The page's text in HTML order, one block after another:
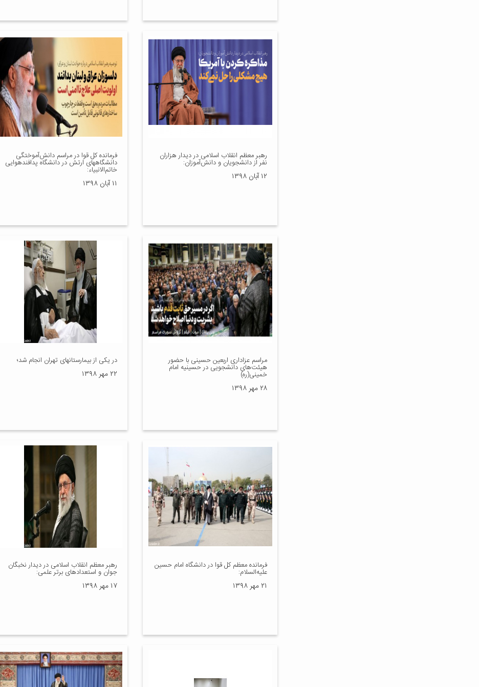
رهبر معظم انقلاب اسلامی در دیدار هزاران
نفر از دانشجویان و دانش‌آموزان:
۱۲ آبان ۱۳۹۸
فرمانده کل قوا در مراسم دانش‌آموختگی
دانشگاههای ارتش در دانشگاه پدافندهوایی
خاتم‌الانبیاء:
۱۱ آبان ۱۳۹۸
مراسم عزاداری اربعین حسینی با حضور
هیئت‌های دانشجویی در حسینیه امام
خمینی(ره)
۲۸ مهر ۱۳۹۸
در یکی از بیمارستانهای تهران انجام شد؛
۲۲ مهر ۱۳۹۸
فرمانده معظم کل قوا در دانشگاه امام حسین
علیه‌السلام:
۲۱ مهر ۱۳۹۸
رهبر معظم انقلاب اسلامی در دیدار نخبگان
جوان و استعدادهای برتر علمی:
۱۷ مهر ۱۳۹۸